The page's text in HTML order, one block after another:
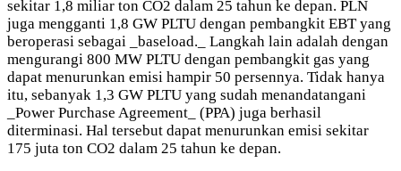
sekitar 1,8 miliar ton CO2 dalam 25 tahun ke depan. PLN
juga mengganti 1,8 GW PLTU dengan pembangkit EBT yang
beroperasi sebagai _baseload._ Langkah lain adalah dengan
mengurangi 800 MW PLTU dengan pembangkit gas yang
dapat menurunkan emisi hampir 50 persennya. Tidak hanya
itu, sebanyak 1,3 GW PLTU yang sudah menandatangani
_Power Purchase Agreement_ (PPA) juga berhasil
diterminasi. Hal tersebut dapat menurunkan emisi sekitar
175 juta ton CO2 dalam 25 tahun ke depan.